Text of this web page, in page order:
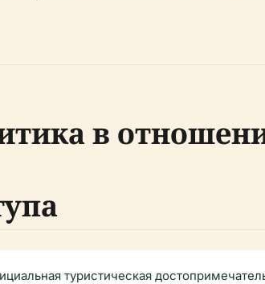
в
туристическая